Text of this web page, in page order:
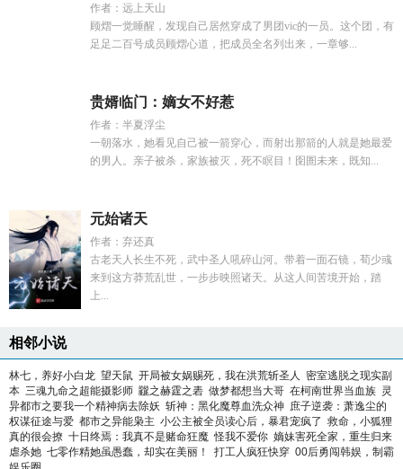
作者：远上天山
顾熠一觉睡醒，发现自己居然穿成了男团vic的一员。这个团，有
足足二百号成员顾熠心道，把成员全名列出来，一章够...
贵婿临门：嫡女不好惹
作者：半夏浮尘
一朝落水，她看见自己被一箭穿心，而射出那箭的人就是她最爱
的男人。亲子被杀，家族被灭，死不瞑目！囹圄未来，既知...
元始诸天
作者：弃还真
古老天人长生不死，武中圣人吼碎山河。带着一面石镜，荀少彧
来到这方莽荒乱世，一步步映照诸天。从这人间苦境开始，踏
上...
相邻小说
林七，养好小白龙 望天鼠 开局被女娲赐死，我在洪荒斩圣人 密室逃脱之现实副
本 三魂九命之超能摄影师 龖之赫霆之砉 做梦都想当大哥 在柯南世界当血族 灵
异都市之要我一个精神病去除妖 斩神：黑化魔尊血洗众神 庶子逆袭：萧逸尘的
权谋征途与爱 都市之异能枭主 小公主被全员读心后，暴君宠疯了 救命，小狐狸
真的很会撩 十日终焉：我真不是赌命狂魔 怪我不爱你 嫡妹害死全家，重生归来
虐杀她 七零作精她虽愚蠢，却实在美丽！ 打工人疯狂快穿 00后勇闯韩娱，制霸